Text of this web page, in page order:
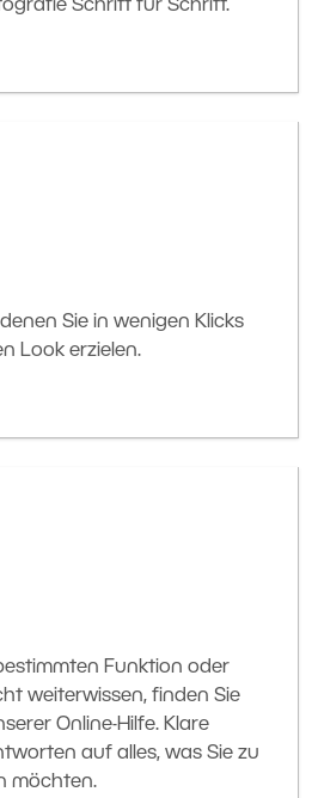
Schritt für Schritt.
Sie in wenigen Klicks
Look erzielen.
Funktion oder
weiterwissen, finden Sie
Online-Hilfe. Klare
auf alles, was Sie zu
möchten.